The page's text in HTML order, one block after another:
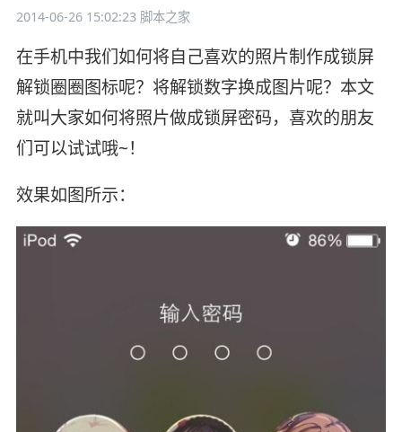
2014-06-26 15:02:23脚本之家
在手机中我们如何将自己喜欢的照片制作成锁屏
解锁圈圈图标呢？将解锁数字换成图片呢？本文
就叫大家如何将照片做成锁屏密码，喜欢的朋友
们可以试试哦~！
效果如图所示：